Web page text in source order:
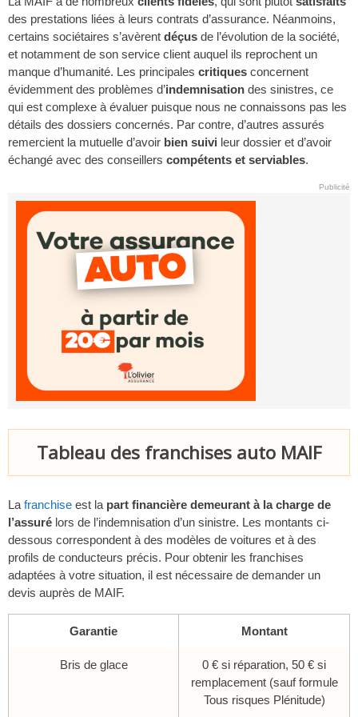
des prestations liées à leurs contrats d’assurance. Néanmoins,
certains sociétaires s’avèrent déçus de l’évolution de la société,
et notamment de son service client auquel ils reprochent un
manque d’humanité. Les principales critiques concernent
évidemment des problèmes d’indemnisation des sinistres, ce
qui est complexe à évaluer puisque nous ne connaissons pas les
détails des dossiers concernés. Par contre, d’autres assurés
remercient la mutuelle d’avoir bien suivi leur dossier et d’avoir
échangé avec des conseillers compétents et serviables.
Publicité
Tableau des franchises auto MAIF
La franchise est la part financière demeurant à la charge de
l’assuré lors de l’indemnisation d’un sinistre. Les montants ci-
dessous correspondent à des modèles de voitures et à des
profils de conducteurs précis. Pour obtenir les franchises
adaptées à votre situation, il est nécessaire de demander un
devis auprès de MAIF.
Garantie Montant
Bris de glace
0 € si réparation, 50 € si
remplacement (sauf formule
Tous risques Plénitude)